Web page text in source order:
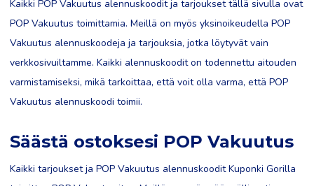
Kaikki POP Vakuutus alennuskoodit ja tarjoukset tällä sivulla ovat
POP Vakuutus toimittamia. Meillä on myös yksinoikeudella POP
Vakuutus alennuskoodeja ja tarjouksia, jotka löytyvät vain
verkkosivuiltamme. Kaikki alennuskoodit on todennettu aitouden
varmistamiseksi, mikä tarkoittaa, että voit olla varma, että POP
Vakuutus alennuskoodi toimii.
Säästä ostoksesi POP Vakuutus
Kaikki tarjoukset ja POP Vakuutus alennuskoodit Kuponki Gorilla